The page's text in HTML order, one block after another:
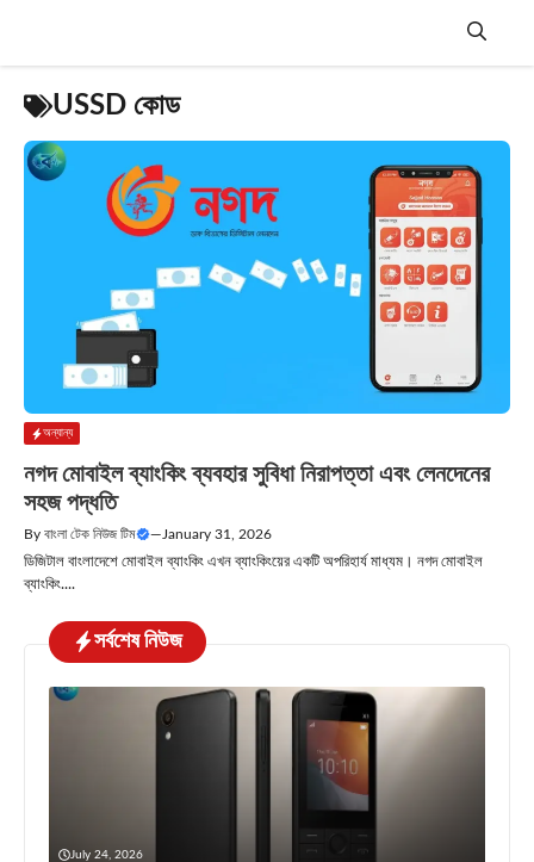
Menu
USSD কোড
অন্যান্য
নগদ মোবাইল ব্যাংকিং ব্যবহার সুবিধা নিরাপত্তা এবং লেনদেনের
সহজ পদ্ধতি
By বাংলা টেক নিউজ টিম — January 31, 2026
ডিজিটাল বাংলাদেশে মোবাইল ব্যাংকিং এখন ব্যাংকিংয়ের একটি অপরিহার্য মাধ্যম। নগদ মোবাইল
ব্যাংকিং....
সর্বশেষ নিউজ
July 24, 2026